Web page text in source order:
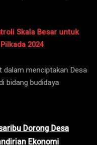
Skala Besar untuk
2024
dalam menciptakan Desa
bidang budidaya
Dorong Desa
Ekonomi